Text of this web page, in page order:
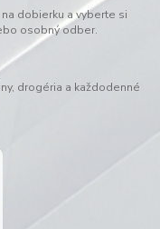
dobierku a vyberte si
osobný odber.
drogéria a každodenné